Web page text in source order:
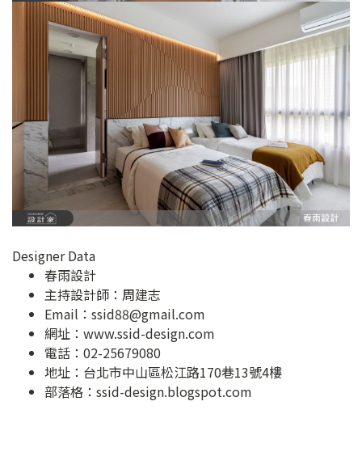
Designer Data
春雨設計
主持設計師：周建志
Email： ssid88@gmail.com
網址： www.ssid-design.com
電話：02-25679080
地址： 台北市中山區松江路170巷13號4樓
部落格： ssid-design.blogspot.com